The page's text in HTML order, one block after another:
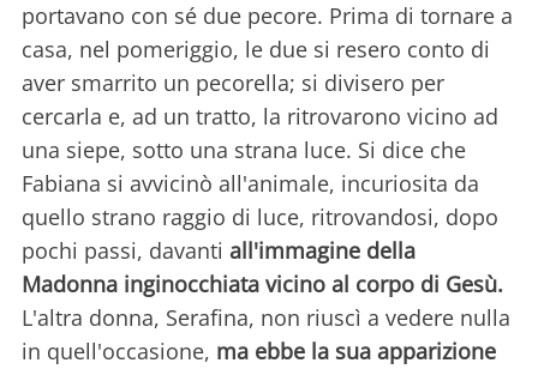
portavano con sé due pecore. Prima di tornare a
casa, nel pomeriggio, le due si resero conto di
aver smarrito un pecorella; si divisero per
cercarla e, ad un tratto, la ritrovarono vicino ad
una siepe, sotto una strana luce. Si dice che
Fabiana si avvicinò all'animale, incuriosita da
quello strano raggio di luce, ritrovandosi, dopo
pochi passi, davanti all'immagine della
Madonna inginocchiata vicino al corpo di Gesù.
L'altra donna, Serafina, non riuscì a vedere nulla
in quell'occasione, ma ebbe la sua apparizione